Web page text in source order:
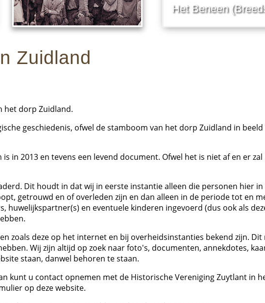
Het Beneen
Zuidland
het dorp Zuidland.
geschiedenis, ofwel de stamboom van het dorp Zuidland in beeld
in 2013 en tevens een levend document. Ofwel het is niet af en er zal
Dit houdt in dat wij in eerste instantie alleen die personen hier in
getrouwd en of overleden zijn en dan alleen in de periode tot en
huwelijkspartner(s) en eventuele kinderen ingevoerd (dus ook als
zoals deze op het internet en bij overheidsinstanties bekend zijn. Dit
Wij zijn altijd op zoek naar foto's, documenten, annekdotes,
staan, danwel behoren te staan.
kunt u contact opnemen met de Historische Vereniging Zuytlant in
op deze website.